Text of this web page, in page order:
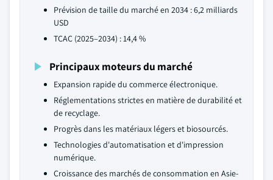
Prévision de taille du marché en 2034 : 6,2 milliards
USD
TCAC (2025–2034) : 14,4 %
Principaux moteurs du marché
Expansion rapide du commerce électronique.
Réglementations strictes en matière de durabilité et
de recyclage.
Progrès dans les matériaux légers et biosourcés.
Technologies d'automatisation et d'impression
numérique.
Croissance des marchés de consommation en Asie-